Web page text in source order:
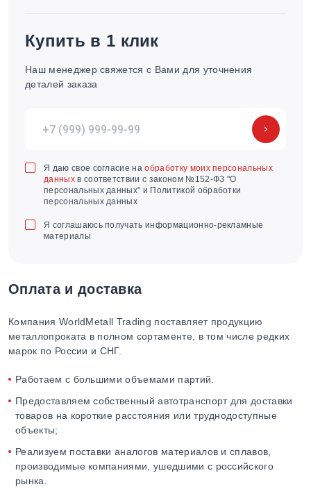
Купить в 1 клик
Наш менеджер свяжется с Вами для уточнения
деталей заказа
Я даю свое согласие наобработку моих персональных
данныхв соответствии с законом №152-ФЗ "О
персональных данных" и Политикой обработки
персональных данных
Я соглашаюсь получать информационно-рекламные
материалы
Оплата и доставка
Компания WorldMetall Trading поставляет продукцию
металлопроката в полном сортаменте, в том числе редких
марок по России и СНГ.
Работаем с большими объемами партий.
Предоставляем собственный автотранспорт для доставки
товаров на короткие расстояния или труднодоступные
объекты;
Реализуем поставки аналогов материалов и сплавов,
производимые компаниями, ушедшими с российского
рынка.